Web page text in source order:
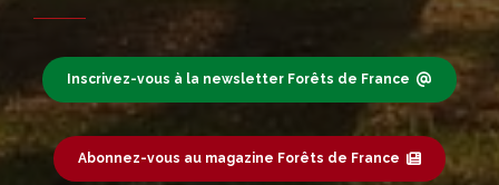
Inscrivez-vous à la newsletter Forêts de France
Abonnez-vous au magazine Forêts de France